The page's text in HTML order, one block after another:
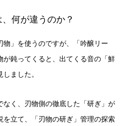
何が違うのか？
」を使うのですが、「吟醸リー
が鈍ってくると、出てくる音の「鮮
ました。
なく、刃物側の徹底した「研ぎ」が
を立て、「刃物の研ぎ」管理の探索